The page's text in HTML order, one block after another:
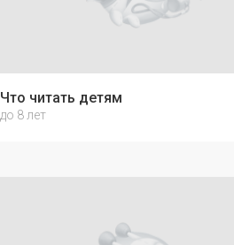
Что читать детям
до 8 лет